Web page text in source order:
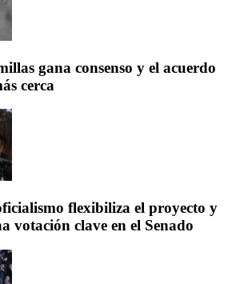
gana consenso y el acuerdo
cerca
flexibiliza el proyecto y
votación clave en el Senado